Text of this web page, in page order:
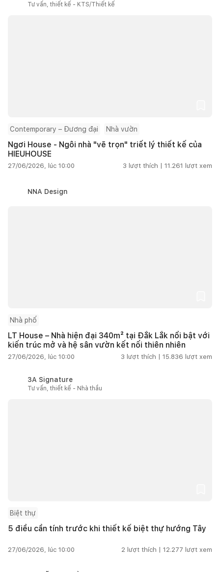
Tư vấn, thiết kế - KTS/Thiết kế
Contemporary – Đương đại Nhà vườn
Ngơi House - Ngôi nhà "vẽ trọn" triết lý thiết kế của
HIEUHOUSE
27/06/2026, lúc 10:00 3 lượt thích | 11.261 lượt xem
NNA Design
Nhà phố
LT House – Nhà hiện đại 340m² tại Đắk Lắk nổi bật với
kiến trúc mở và hệ sân vườn kết nối thiên nhiên
27/06/2026, lúc 10:00 3 lượt thích | 15.836 lượt xem
3A Signature
Tư vấn, thiết kế - Nhà thầu
Biệt thự
5 điều cần tính trước khi thiết kế biệt thự hướng Tây
27/06/2026, lúc 10:00 2 lượt thích | 12.277 lượt xem